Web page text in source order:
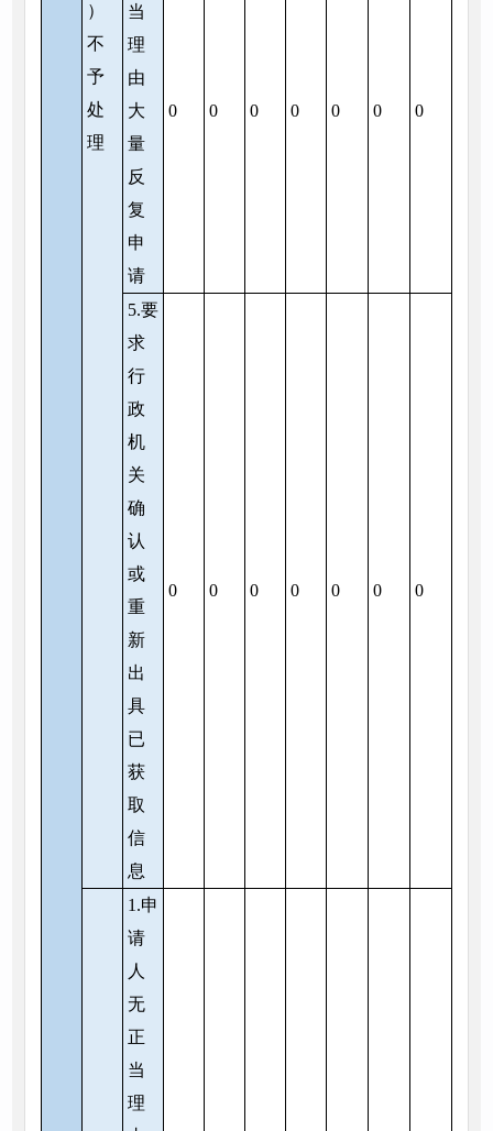
）
不
予
处
理
当
理
由
大
量
反
复
申
请
0 0 0 0 0 0 0
5.要
求
行
政
机
关
确
认
或
重
新
出
具
已
获
取
信
息
0 0 0 0 0 0 0
1.申
请
人
无
正
当
理